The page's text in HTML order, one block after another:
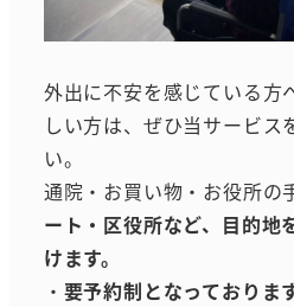
外出に不安を感じている方
しい方は、ぜひ当サービス
い。
通院・お買い物・お役所の
ート・区役所など、目的地
けます。
・ 要予約制となっております